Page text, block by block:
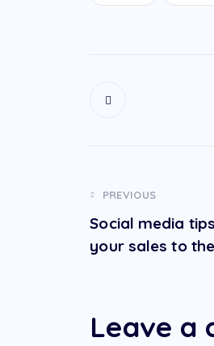
PREVIOUS
Social media
your sales to
Leave a